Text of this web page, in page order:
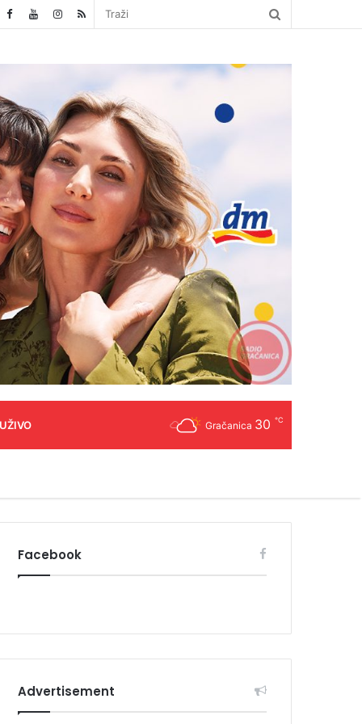
Gračanica 30 ℃
Facebook
Advertisement